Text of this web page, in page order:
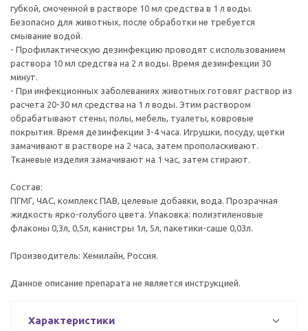
губкой, смоченной в растворе 10 мл средства в 1 л воды.
Безопасно для животных, после обработки не требуется
смывание водой.
- Профилактическую дезинфекцию проводят с использованием
раствора 10 мл средства на 2 л воды. Время дезинфекции 30
минут.
- При инфекционных заболеваниях животных готовят раствор из
расчета 20-30 мл средства на 1 л воды. Этим раствором
обрабатывают стены, полы, мебель, туалеты, ковровые
покрытия. Время дезинфекции 3-4 часа. Игрушки, посуду, щетки
замачивают в растворе на 2 часа, затем прополаскивают.
Тканевые изделия замачивают на 1 час, затем стирают.
Состав:
ПГМГ, ЧАС, комплекс ПАВ, целевые добавки, вода. Прозрачная
жидкость ярко-голубого цвета. Упаковка: полиэтиленовые
флаконы 0,3л, 0,5л, канистры 1л, 5л, пакетики-саше 0,03л.
Производитель: Хемилайн, Россия.
Данное описание препарата не является инструкцией.
Характеристики